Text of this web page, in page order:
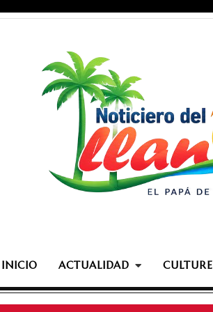
INICIO ACTUALIDAD CULTURE